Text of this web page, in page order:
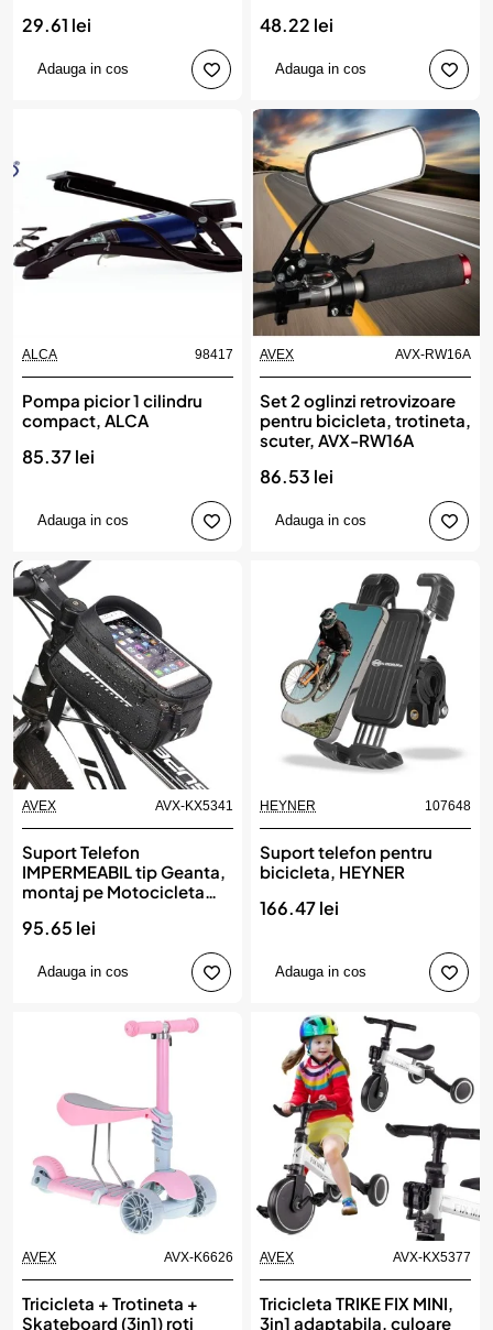
29.61 lei
Adauga in cos
48.22 lei
Adauga in cos
ALCA 98417
Pompa picior 1 cilindru
compact, ALCA
85.37 lei
Adauga in cos
AVEX AVX-RW16A
Set 2 oglinzi retrovizoare
pentru bicicleta, trotineta,
scuter, AVX-RW16A
86.53 lei
Adauga in cos
AVEX AVX-KX5341
Suport Telefon
IMPERMEABIL tip Geanta,
montaj pe Motocicleta
95.65 lei
Adauga in cos
HEYNER 107648
Suport telefon pentru
bicicleta, HEYNER
166.47 lei
Adauga in cos
AVEX AVX-K6626
Tricicleta + Trotineta +
Skateboard (3in1) roti
AVEX AVX-KX5377
Tricicleta TRIKE FIX MINI,
3in1 adaptabila, culoare